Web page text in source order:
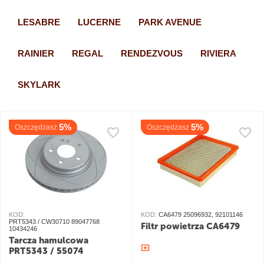
LESABRE LUCERNE PARK AVENUE
RAINIER REGAL RENDEZVOUS RIVIERA
SKYLARK
Oszczędzasz 5%
KOD:
PRT5343 / CW30710 89047768
10434246
Tarcza hamulcowa
PRT5343 / 55074
Oszczędzasz 5%
KOD: CA6479 25096932, 92101146
Filtr powietrza CA6479